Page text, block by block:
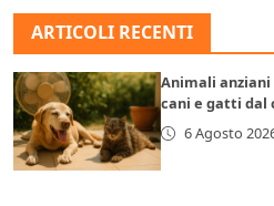
ARTICOLI RECENTI
Animali
cani e gatti dal
6 Agosto